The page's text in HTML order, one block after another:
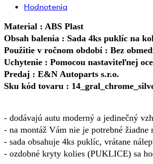
Hodnotenia
Material : ABS Plast
Obsah balenia : Sada 4ks puklíc na
Použitie v ročnom období : Bez
Uchytenie : Pomocou nastaviteľnej
Predaj : E&N Autoparts s.r.o.
Sku kód tovaru :
- dodávajú autu moderný a jedinečný
- na montáž Vám nie je potrebné
- sada obsahuje 4ks puklíc, vrátane
- ozdobné kryty kolies (PUKLICE) sa